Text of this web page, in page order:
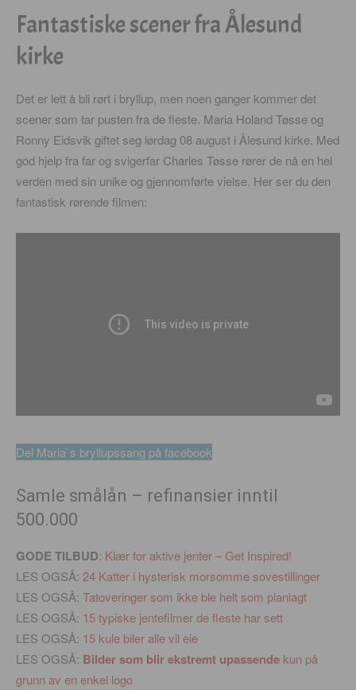
Fantastiske scener fra Ålesund
kirke
Det er lett å bli rørt i bryllup, men noen ganger kommer det
scener som tar pusten fra de fleste. Maria Holand Tøsse og
Ronny Eidsvik giftet seg lørdag 08 august i Ålesund kirke. Med
god hjelp fra far og svigerfar Charles Tøsse rører de nå en hel
verden med sin unike og gjennomførte vielse. Her ser du den
fantastisk rørende filmen:
Del Maria`s bryllupssang på facebook
Samle smålån – refinansier inntil
500.000
GODE TILBUD: Klær for aktive jenter – Get Inspired!
LES OGSÅ: 24 Katter i hysterisk morsomme sovestillinger
LES OGSÅ: Tatoveringer som ikke ble helt som planlagt
LES OGSÅ: 15 typiske jentefilmer de fleste har sett
LES OGSÅ: 15 kule biler alle vil eie
LES OGSÅ: Bilder som blir ekstremt upassende kun på
grunn av en enkel logo